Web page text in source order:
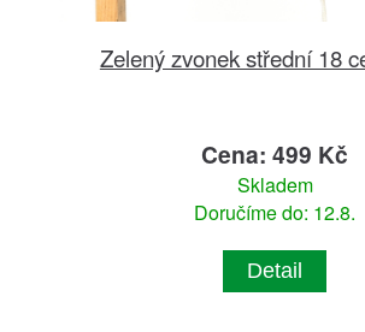
Zelený zvonek střední 18
Cena: 499 Kč
Skladem
Doručíme do: 12.8.
Detail